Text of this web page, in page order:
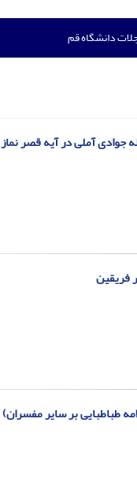
دانشگاه قم
جوادی آملی در آیه قصر نماز
فریقین
طباطبایی بر سایر مفسران)